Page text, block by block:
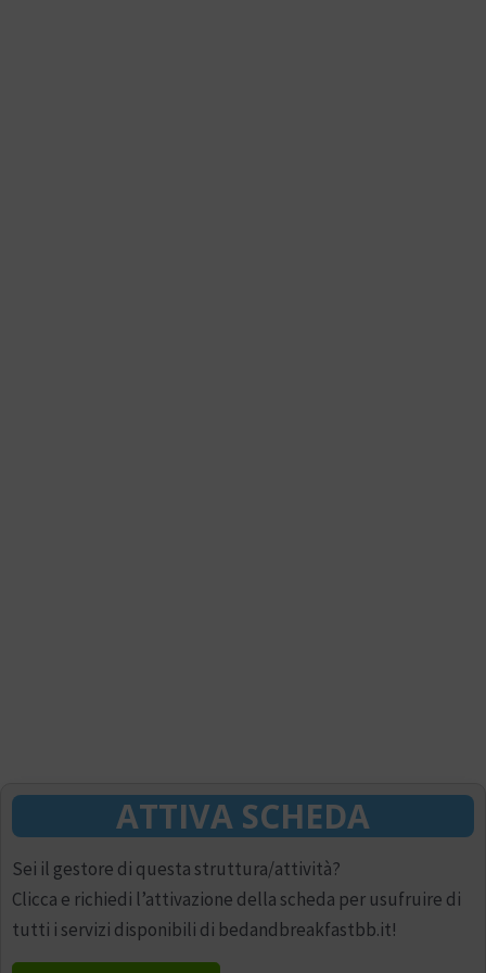
ATTIVA SCHEDA
Sei il gestore di questa struttura/attività?
Clicca e richiedi l’attivazione della scheda per usufruire di
tutti i servizi disponibili di bedandbreakfastbb.it!